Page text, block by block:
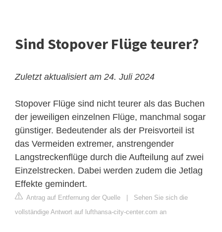
Sind Stopover Flüge teurer?
Zuletzt aktualisiert am 24. Juli 2024
Stopover Flüge sind nicht teurer als das Buchen
der jeweiligen einzelnen Flüge, manchmal sogar
günstiger. Bedeutender als der Preisvorteil ist
das Vermeiden extremer, anstrengender
Langstreckenflüge durch die Aufteilung auf zwei
Einzelstrecken. Dabei werden zudem die Jetlag
Effekte gemindert.
Antrag auf Entfernung der Quelle
Sehen Sie sich die
vollständige Antwort auf lufthansa-city-center.com an